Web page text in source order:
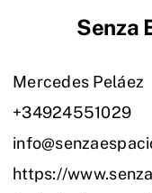
Senza
Mercedes Peláez
+34924551029
https://